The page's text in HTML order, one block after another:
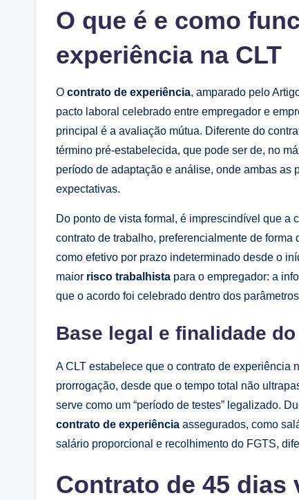
O que é e como
experiência na CLT
O contrato de experiência, amparado pelo
pacto laboral celebrado entre empregador e
principal é a avaliação mútua. Diferente do
término pré-estabelecida, que pode ser de, no
período de adaptação e análise, onde ambas as
expectativas.
Do ponto de vista formal, é imprescindível que
contrato de trabalho, preferencialmente de
como efetivo por prazo indeterminado desde o
maior risco trabalhista para o empregador: a
que o acordo foi celebrado dentro dos
Base legal e finalidade
A CLT estabelece que o contrato de experiência
prorrogação, desde que o tempo total não
serve como um “período de testes” legalizado.
contrato de experiência assegurados, como
salário proporcional e recolhimento do FGTS,
Contrato de 45 dias